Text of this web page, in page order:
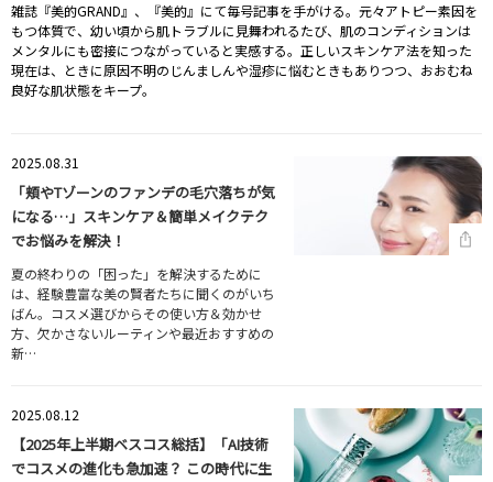
雑誌『美的GRAND』、『美的』にて毎号記事を手がける。元々アトピー素因を
もつ体質で、幼い頃から肌トラブルに見舞われるたび、肌のコンディションは
メンタルにも密接につながっていると実感する。正しいスキンケア法を知った
現在は、ときに原因不明のじんましんや湿疹に悩むときもありつつ、おおむね
良好な肌状態をキープ。
2025.08.31
「頬やTゾーンのファンデの毛穴落ちが気
になる…」スキンケア＆簡単メイクテク
でお悩みを解決！
夏の終わりの「困った」を解決するために
は、経験豊富な美の賢者たちに聞くのがいち
ばん。コスメ選びからその使い方＆効かせ
方、欠かさないルーティンや最近おすすめの
新…
2025.08.12
【2025年上半期ベスコス総括】「AI技術
でコスメの進化も急加速？ この時代に生